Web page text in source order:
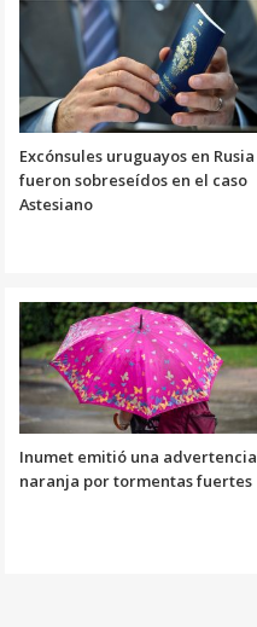
Excónsules uruguayos en Rusia
fueron sobreseídos en el caso
Astesiano
Inumet emitió una advertencia
naranja por tormentas fuertes